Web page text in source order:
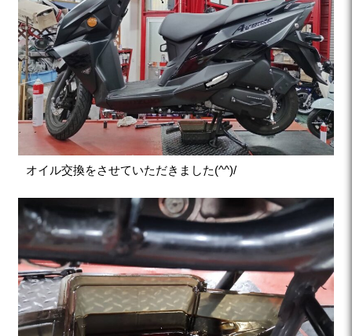
オイル交換をさせていただきました(^^)/